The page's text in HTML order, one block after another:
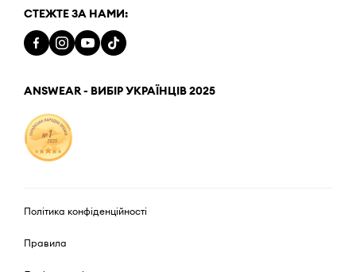
СТЕЖТЕ ЗА НАМИ:
ANSWEAR - ВИБІР УКРАЇНЦІВ 2025
Політика конфіденційності
Правила